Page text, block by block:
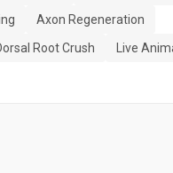
Axon Regeneration
Root Crush
Live